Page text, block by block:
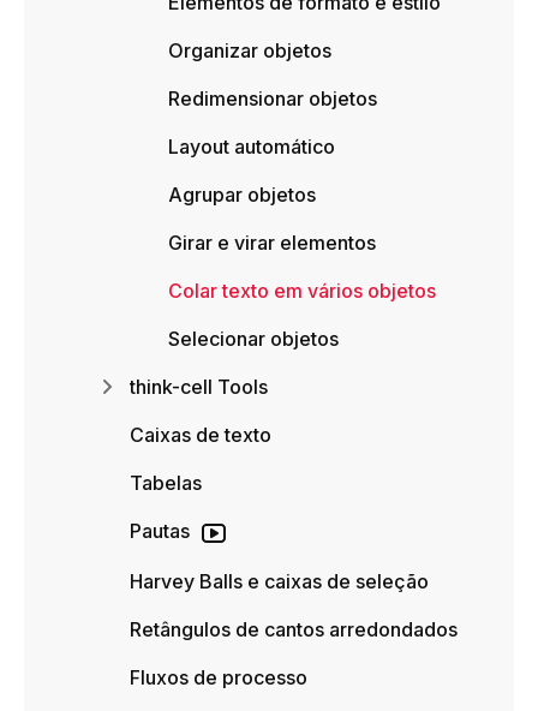
Organizar objetos
Redimensionar objetos
Layout automático
Agrupar objetos
Girar e virar elementos
Colar texto em vários objetos
Selecionar objetos
think-cell Tools
Caixas de texto
Tabelas
Pautas
Harvey Balls e caixas de seleção
Retângulos de cantos arredondados
Fluxos de processo